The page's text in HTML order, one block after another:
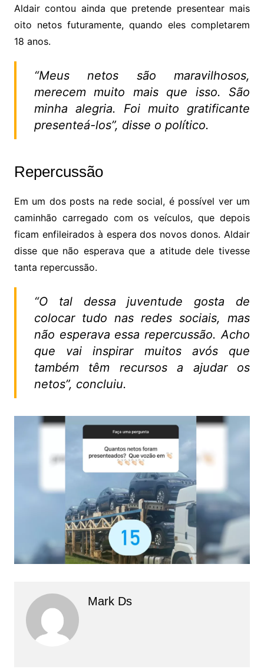
Aldair contou ainda que pretende presentear mais
oito netos futuramente, quando eles completarem
18 anos.
“Meus netos são maravilhosos,
merecem muito mais que isso. São
minha alegria. Foi muito gratificante
presenteá-los”, disse o político.
Repercussão
Em um dos posts na rede social, é possível ver um
caminhão carregado com os veículos, que depois
ficam enfileirados à espera dos novos donos. Aldair
disse que não esperava que a atitude dele tivesse
tanta repercussão.
“O tal dessa juventude gosta de
colocar tudo nas redes sociais, mas
não esperava essa repercussão. Acho
que vai inspirar muitos avós que
também têm recursos a ajudar os
netos”, concluiu.
Mark Ds